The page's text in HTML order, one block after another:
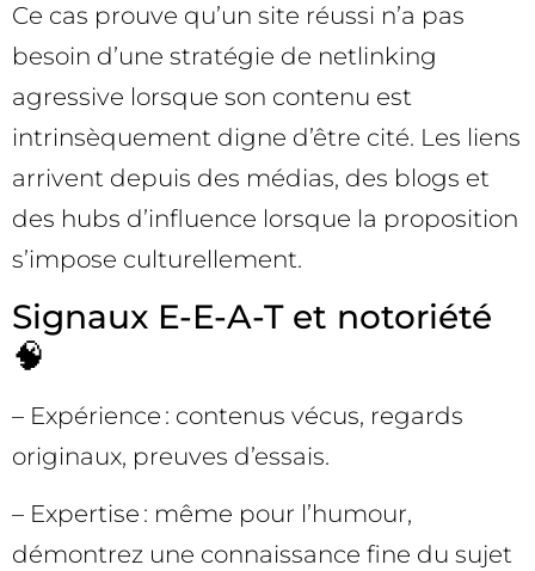
Ce cas prouve qu’un site réussi n’a pas
besoin d’une stratégie de netlinking
agressive lorsque son contenu est
intrinsèquement digne d’être cité. Les liens
arrivent depuis des médias, des blogs et
des hubs d’influence lorsque la proposition
s’impose culturellement.
Signaux E-E-A-T et notoriété
🧠
– Expérience : contenus vécus, regards
originaux, preuves d’essais.
– Expertise : même pour l’humour,
démontrez une connaissance fine du sujet